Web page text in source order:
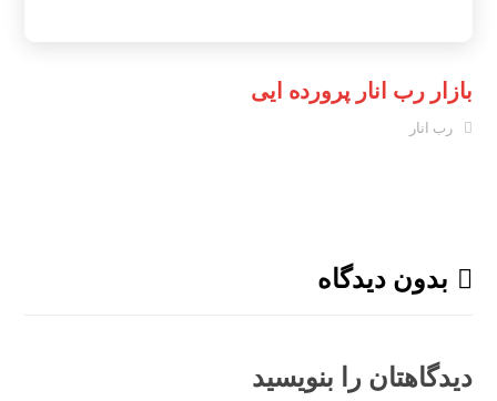
بازار رب انار پرورده ایی
رب انار
بدون دیدگاه
دیدگاهتان را بنویسید